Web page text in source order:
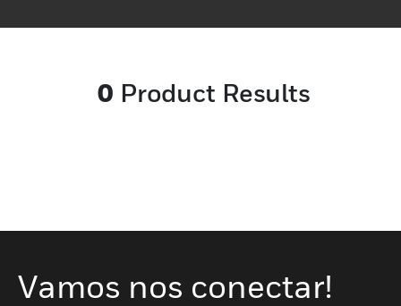
0 Product Results
Vamos nos conectar!